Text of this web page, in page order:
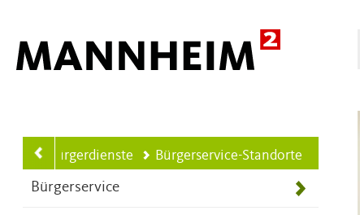
Bürgerdienste Bürgerservice-Standorte
Bürgerservice